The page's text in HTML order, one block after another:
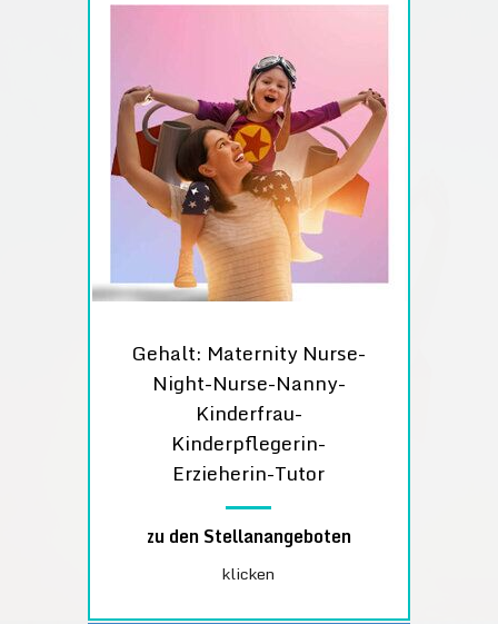
Gehalt: Maternity Nurse-
Night-Nurse-Nanny-
Kinderfrau-
Kinderpflegerin-
Erzieherin-Tutor
zu den Stellanangeboten
klicken